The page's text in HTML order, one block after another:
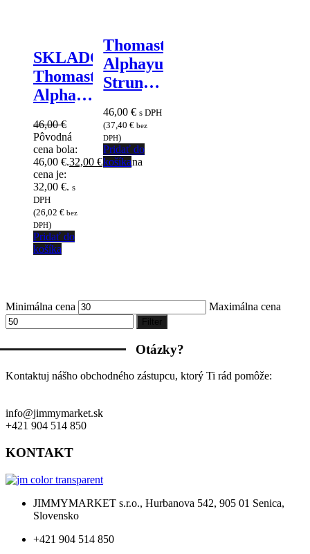
SKLADOM
Thomastik
Alphayue
1/2
Struny
na
polovičné
husle,
husľová
sada 1/2
46,00€
Pôvodná
cena bola:
46,00 €.32,00 €Aktuálna
cena je:
32,00 €. s
DPH
(26,02 € bez
DPH)
Pridať do
košíka
Thomastik
Alphayue
Struny
husle,
husľová
sada 4/4
46,00€ s DPH
(37,40€ bez
DPH)
Pridať do
košíka
Minimálna cena Maximálna cena
Filter
Otázky?
Kontaktuj nášho obchodného zástupcu, ktorý Ti rád pomôže:
info@jimmymarket.sk
+421 904 514 850
KONTAKT
JIMMYMARKET s.r.o., Hurbanova 542, 905 01 Senica,
Slovensko
+421 904 514 850